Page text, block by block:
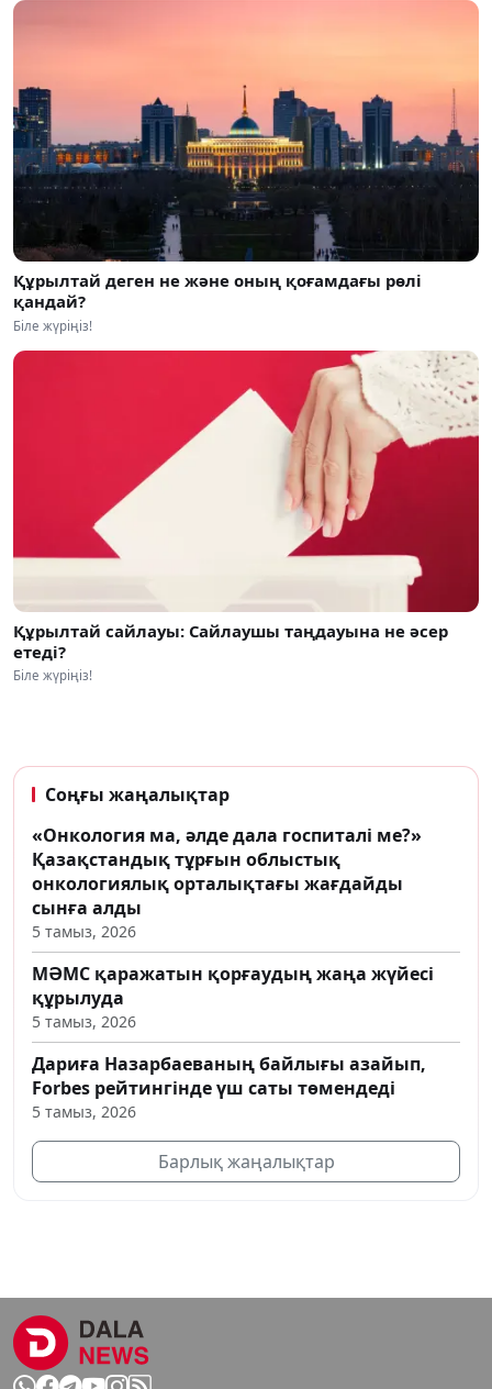
Құрылтай деген не және оның қоғамдағы рөлі
қандай?
Біле жүріңіз!
Құрылтай сайлауы: Сайлаушы таңдауына не әсер
етеді?
Біле жүріңіз!
Соңғы жаңалықтар
«Онкология ма, әлде дала госпиталі ме?»
Қазақстандық тұрғын облыстық
онкологиялық орталықтағы жағдайды
сынға алды
5 тамыз, 2026
МӘМС қаражатын қорғаудың жаңа жүйесі
құрылуда
5 тамыз, 2026
Дариға Назарбаеваның байлығы азайып,
Forbes рейтингінде үш саты төмендеді
5 тамыз, 2026
Барлық жаңалықтар